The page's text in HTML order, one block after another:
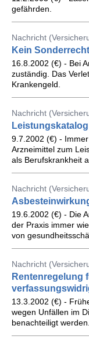
gefährden.
Nachricht
Kein
16.8.2002 (€) - Bei
zuständig. Das
Krankengeld.
Nachricht
9.7.2002 (€) -
Arzneimittel zum
als Berufskrankheit
Nachricht
19.6.2002 (€) - Die
der Praxis immer
von
Nachricht
Rentenregelung
13.3.2002 (€) -
wegen Unfällen im
benachteiligt werden.